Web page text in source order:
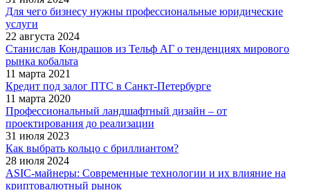
Для чего бизнесу нужны профессиональные юридические
услуги
22 августа 2024
Станислав Кондрашов из Тельф АГ о тенденциях мирового
рынка кобальта
11 марта 2021
Кредит под залог ПТС в Санкт-Петербурге
11 марта 2020
Профессиональный ландшафтный дизайн – от
проектирования до реализации
31 июля 2023
Как выбрать кольцо с бриллиантом?
28 июля 2024
ASIC-майнеры: Современные технологии и их влияние на
криптовалютный рынок